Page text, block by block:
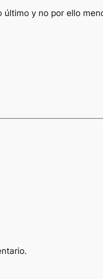
y no por ello